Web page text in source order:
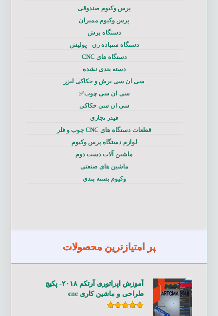
پرس وکیوم صندوقی
پرس وکیوم ممبران
دستگاه برش
دستگاه سنباده زن - پولیش
دستگاه های CNC
دسته بندی نشده
سی ان سی برش و حکاکی لیزر
سی ان سی چوب✅
سی ان سی حکاکی
فیدر نجاری
قطعات دستگاه های CNC چوب و فلز
لوازم دستگاه پرس وکیوم
ماشین آلات دست دوم
ماشین های صنعتی
وکیوم بسته بندی
پر امتیازترین محصولات
آموزش اپراتوری آرتکم ۲۰۱۸- پکیج
طراحی و ماشین کاری cnc